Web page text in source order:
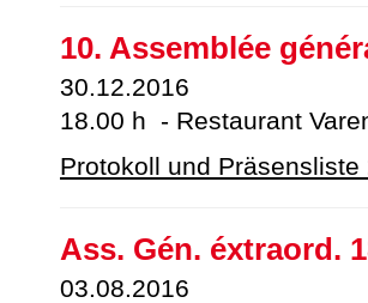
10. Assemblée
30.12.2016
18.00 h - Restaurant
Protokoll und Präsensliste
Ass. Gén. éxtraord.
03.08.2016